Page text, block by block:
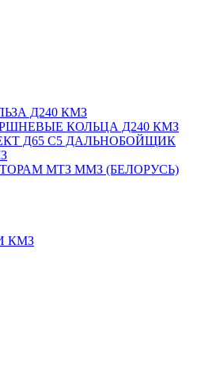
Д240 КМЗ
КОЛЬЦА Д240 КМЗ
Д65 С5 ДАЛЬНОБОЙЩИК
МТЗ ММЗ (БЕЛОРУСЬ)
КМЗ